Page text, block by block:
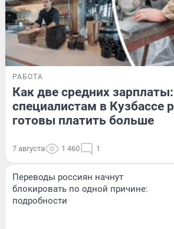
РАБОТА
Как две средних
специалистам в Кузбассе
готовы платить больше
7 августа 1 460 1
Переводы россиян начнут
блокировать по одной причине:
подробности